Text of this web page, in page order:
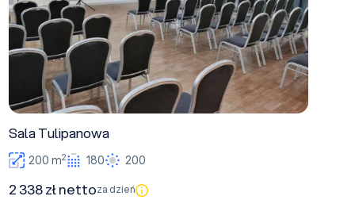
Sala Tulipanowa
200 m2 180 200
2 338 zł nettoza dzień